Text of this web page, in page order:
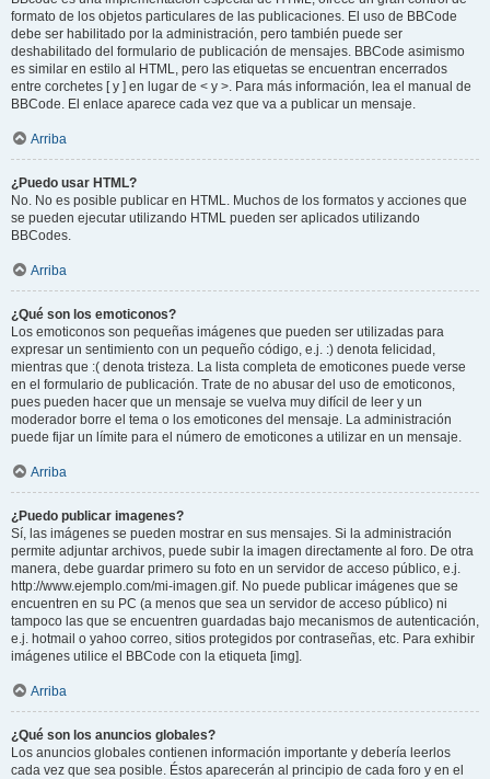
formato de los objetos particulares de las publicaciones. El uso de BBCode
debe ser habilitado por la administración, pero también puede ser
deshabilitado del formulario de publicación de mensajes. BBCode asimismo
es similar en estilo al HTML, pero las etiquetas se encuentran encerrados
entre corchetes [ y ] en lugar de < y >. Para más información, lea el manual de
BBCode. El enlace aparece cada vez que va a publicar un mensaje.
Arriba
¿Puedo usar HTML?
No. No es posible publicar en HTML. Muchos de los formatos y acciones que
se pueden ejecutar utilizando HTML pueden ser aplicados utilizando
BBCodes.
Arriba
¿Qué son los emoticonos?
Los emoticonos son pequeñas imágenes que pueden ser utilizadas para
expresar un sentimiento con un pequeño código, e.j. :) denota felicidad,
mientras que :( denota tristeza. La lista completa de emoticones puede verse
en el formulario de publicación. Trate de no abusar del uso de emoticonos,
pues pueden hacer que un mensaje se vuelva muy difícil de leer y un
moderador borre el tema o los emoticones del mensaje. La administración
puede fijar un límite para el número de emoticones a utilizar en un mensaje.
Arriba
¿Puedo publicar imagenes?
Sí, las imágenes se pueden mostrar en sus mensajes. Si la administración
permite adjuntar archivos, puede subir la imagen directamente al foro. De otra
manera, debe guardar primero su foto en un servidor de acceso público, e.j.
http://www.ejemplo.com/mi-imagen.gif. No puede publicar imágenes que se
encuentren en su PC (a menos que sea un servidor de acceso público) ni
tampoco las que se encuentren guardadas bajo mecanismos de autenticación,
e.j. hotmail o yahoo correo, sitios protegidos por contraseñas, etc. Para exhibir
imágenes utilice el BBCode con la etiqueta [img].
Arriba
¿Qué son los anuncios globales?
Los anuncios globales contienen información importante y debería leerlos
cada vez que sea posible. Éstos aparecerán al principio de cada foro y en el